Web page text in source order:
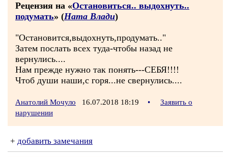
Рецензия на «Остановиться.. выдохнуть..
подумать» (Ната Влади)
"Остановится,выдохнуть,продумать.."
Затем послать всех туда-чтобы назад не
вернулись....
Нам прежде нужно так понять---СЕБЯ!!!!
Чтоб души наши,с горя...не свернулись....
Анатолий Мочуло 16.07.2018 18:19 •
Заявить о
нарушении
+ добавить замечания